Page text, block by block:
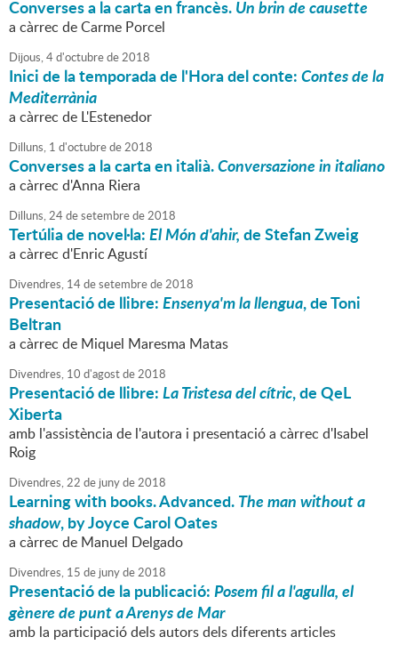
Converses a la carta en francès.Un brin de causette
a càrrec de Carme Porcel
Dijous,4d'octubrede2018
Inici de la temporada de l'Hora del conte:Contes de la
Mediterrània
a càrrec de L'Estenedor
Dilluns, 1 d'octubrede2018
Converses a la carta en italià.Conversazione in italiano
a càrrec d'Anna Riera
Dilluns,24desetembrede2018
Tertúlia de novel·la:El Món d'ahir,de Stefan Zweig
a càrrec d'Enric Agustí
Divendres, 14desetembrede2018
Presentació de llibre:Ensenya'm la llengua, de Toni
Beltran
a càrrec de Miquel Maresma Matas
Divendres, 10 d'agostde2018
Presentació de llibre:La Tristesa del cítric, de QeL
Xiberta
amb l'assistència de l'autora i presentació a càrrec d'Isabel
Roig
Divendres,22 de junyde2018
Learning with books. Advanced.The man without a
shadow, by Joyce Carol Oates
a càrrec de Manuel Delgado
Divendres, 15 de junyde2018
Presentació de la publicació:Posem fil a l'agulla, el
gènere de punt a Arenys de Mar
amb la participació dels autors dels diferents articles